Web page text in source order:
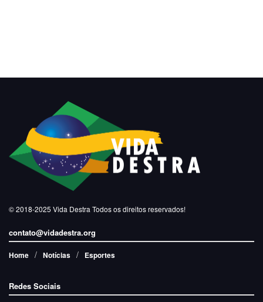
© 2018-2025 Vida Destra Todos os direitos reservados!
contato@vidadestra.org
Home Notícias Esportes
Redes Sociais